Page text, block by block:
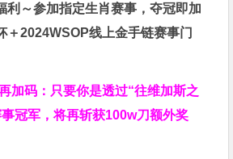
利～参加指定生肖赛事，夺冠即加
＋2024WSOP线上金手链赛事门
加码：只要你是透过“往维加斯之
冠军，将再斩获100w刀额外奖